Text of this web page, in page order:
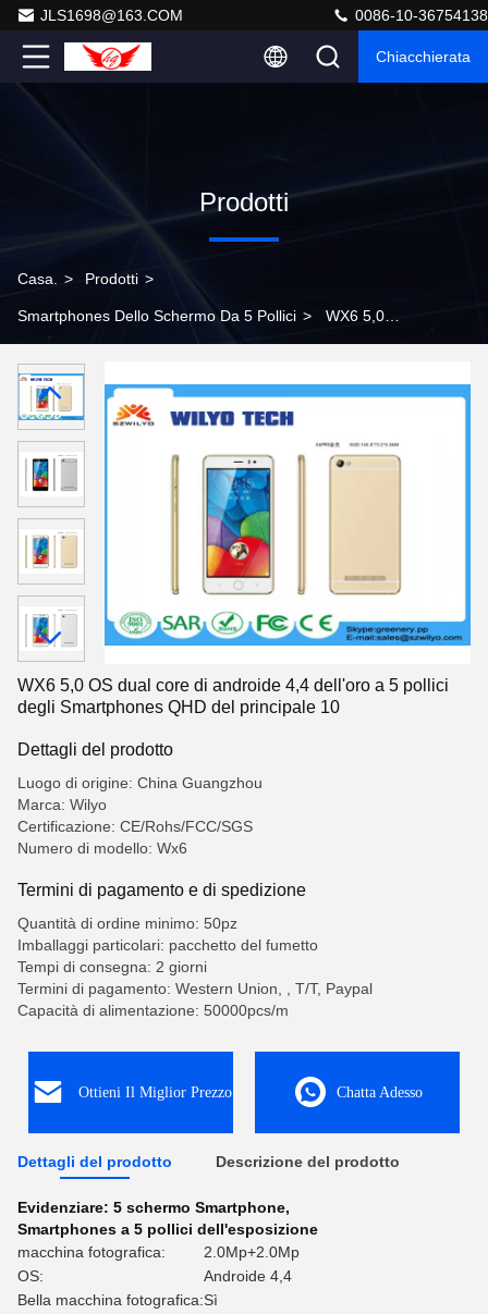
JLS1698@163.COM 0086-10-36754138
Chiacchierata
Prodotti
Casa. > Prodotti >
Smartphones Dello Schermo Da 5 Pollici > WX6 5,0
Smartphones QHD del principale 10
WX6 5,0 OS dual core di androide 4,4 dell'oro a 5 pollici
degli Smartphones QHD del principale 10
Dettagli del prodotto
Luogo di origine: China Guangzhou
Marca: Wilyo
Certificazione: CE/Rohs/FCC/SGS
Numero di modello: Wx6
Termini di pagamento e di spedizione
Quantità di ordine minimo: 50pz
Imballaggi particolari: pacchetto del fumetto
Tempi di consegna: 2 giorni
Termini di pagamento: Western Union, , T/T, Paypal
Capacità di alimentazione: 50000pcs/m
Ottieni Il Miglior Prezzo Chatta Adesso
Dettagli del prodotto Descrizione del prodotto
Evidenziare: 5 schermo Smartphone,
Smartphones a 5 pollici dell'esposizione
macchina fotografica:
2.0Mp+2.0Mp
OS:
Androide 4,4
Bella macchina fotografica:Sì